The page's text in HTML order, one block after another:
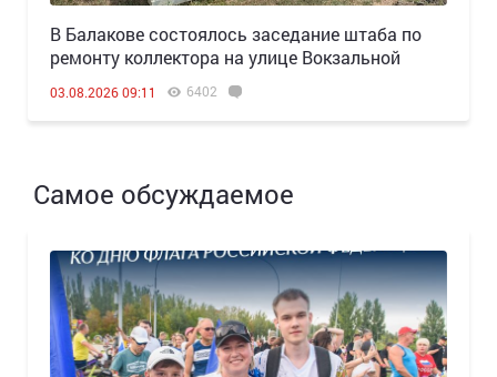
В Балакове состоялось заседание штаба по
ремонту коллектора на улице Вокзальной
03.08.2026 09:11 6402
Самое обсуждаемое